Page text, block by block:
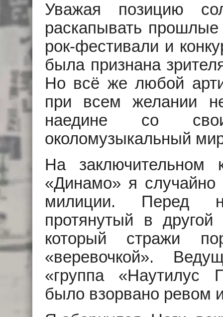
Уважая позицию
раскапывать
рок-фестивали и
была признана
Но всё же любой
при всем желании
наедине со
околомузыкальный
На заключительном
«Динамо» я
милиции. Перед
протянутый в
который стражи
«веревочкой».
«группа «Наутилус
было взорвано ревом